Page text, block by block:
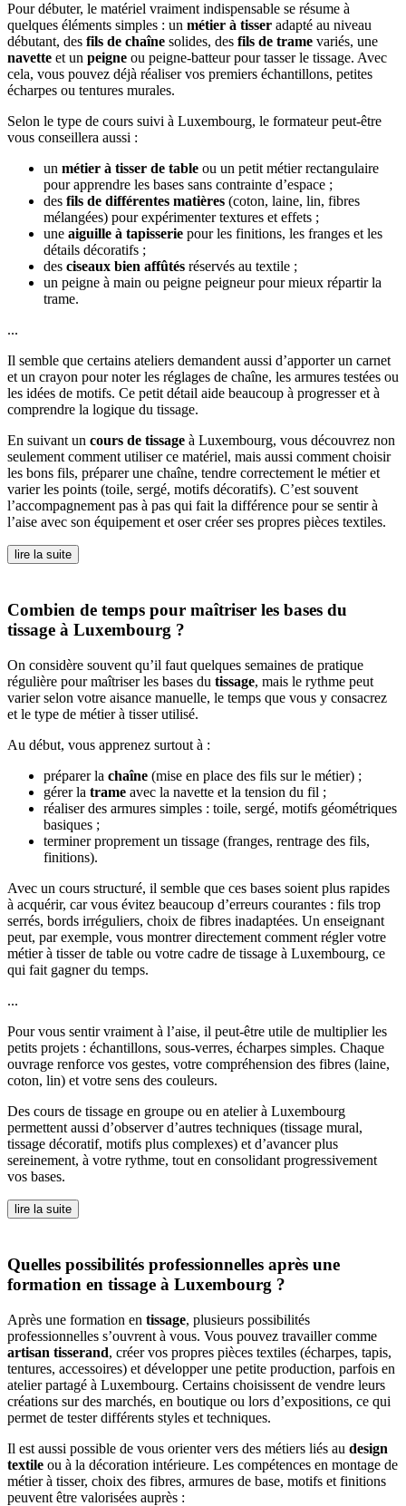
Pour débuter, le matériel vraiment indispensable se résume à
quelques éléments simples : un métier à tisser adapté au niveau
débutant, des fils de chaîne solides, des fils de trame variés, une
navette et un peigne ou peigne-batteur pour tasser le tissage. Avec
cela, vous pouvez déjà réaliser vos premiers échantillons, petites
écharpes ou tentures murales.
Selon le type de cours suivi à Luxembourg, le formateur peut-être
vous conseillera aussi :
un métier à tisser de table ou un petit métier rectangulaire
pour apprendre les bases sans contrainte d’espace ;
des fils de différentes matières (coton, laine, lin, fibres
mélangées) pour expérimenter textures et effets ;
une aiguille à tapisserie pour les finitions, les franges et les
détails décoratifs ;
des ciseaux bien affûtés réservés au textile ;
un peigne à main ou peigne peigneur pour mieux répartir la
trame.
...
Il semble que certains ateliers demandent aussi d’apporter un carnet
et un crayon pour noter les réglages de chaîne, les armures testées ou
les idées de motifs. Ce petit détail aide beaucoup à progresser et à
comprendre la logique du tissage.
En suivant un cours de tissage à Luxembourg, vous découvrez non
seulement comment utiliser ce matériel, mais aussi comment choisir
les bons fils, préparer une chaîne, tendre correctement le métier et
varier les points (toile, sergé, motifs décoratifs). C’est souvent
l’accompagnement pas à pas qui fait la différence pour se sentir à
l’aise avec son équipement et oser créer ses propres pièces textiles.
lire la suite
Combien de temps pour maîtriser les bases du
tissage à Luxembourg ?
On considère souvent qu’il faut quelques semaines de pratique
régulière pour maîtriser les bases du tissage, mais le rythme peut
varier selon votre aisance manuelle, le temps que vous y consacrez
et le type de métier à tisser utilisé.
Au début, vous apprenez surtout à :
préparer la chaîne (mise en place des fils sur le métier) ;
gérer la trame avec la navette et la tension du fil ;
réaliser des armures simples : toile, sergé, motifs géométriques
basiques ;
terminer proprement un tissage (franges, rentrage des fils,
finitions).
Avec un cours structuré, il semble que ces bases soient plus rapides
à acquérir, car vous évitez beaucoup d’erreurs courantes : fils trop
serrés, bords irréguliers, choix de fibres inadaptées. Un enseignant
peut, par exemple, vous montrer directement comment régler votre
métier à tisser de table ou votre cadre de tissage à Luxembourg, ce
qui fait gagner du temps.
...
Pour vous sentir vraiment à l’aise, il peut-être utile de multiplier les
petits projets : échantillons, sous-verres, écharpes simples. Chaque
ouvrage renforce vos gestes, votre compréhension des fibres (laine,
coton, lin) et votre sens des couleurs.
Des cours de tissage en groupe ou en atelier à Luxembourg
permettent aussi d’observer d’autres techniques (tissage mural,
tissage décoratif, motifs plus complexes) et d’avancer plus
sereinement, à votre rythme, tout en consolidant progressivement
vos bases.
lire la suite
Quelles possibilités professionnelles après une
formation en tissage à Luxembourg ?
Après une formation en tissage, plusieurs possibilités
professionnelles s’ouvrent à vous. Vous pouvez travailler comme
artisan tisserand, créer vos propres pièces textiles (écharpes, tapis,
tentures, accessoires) et développer une petite production, parfois en
atelier partagé à Luxembourg. Certains choisissent de vendre leurs
créations sur des marchés, en boutique ou lors d’expositions, ce qui
permet de tester différents styles et techniques.
Il est aussi possible de vous orienter vers des métiers liés au design
textile ou à la décoration intérieure. Les compétences en montage de
métier à tisser, choix des fibres, armures de base, motifs et finitions
peuvent être valorisées auprès :